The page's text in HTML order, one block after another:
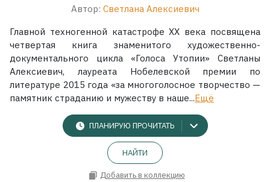
Автор: Светлана Алексиевич
Главной техногенной катастрофе XX века посвящена
четвертая книга знаменитого художественно-
документального цикла «Голоса Утопии» Светланы
Алексиевич, лауреата Нобелевской премии по
литературе 2015 года «за многоголосное творчество —
памятник страданию и мужеству в наше...Ещё
ПЛАНИРУЮ ПРОЧИТАТЬ
НАЙТИ
Добавить в коллекцию